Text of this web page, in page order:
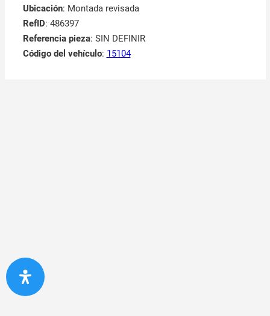
Ubicación: Montada revisada
RefID: 486397
Referencia pieza: SIN DEFINIR
Código del vehículo: 15104